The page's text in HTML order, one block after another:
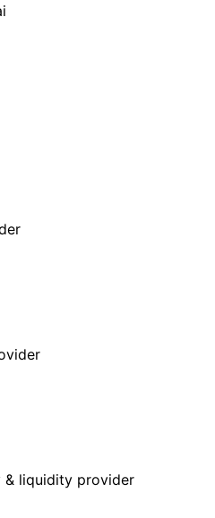
& liquidity provider